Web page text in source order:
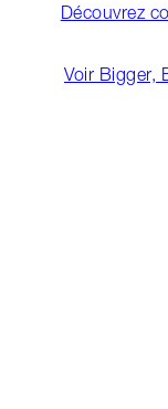
Découvrez
Voir Bigger,